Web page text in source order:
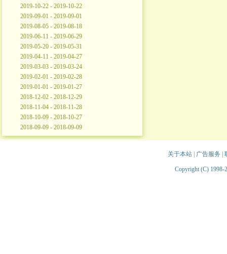
2019-10-22 - 2019-10-22
2019-09-01 - 2019-09-01
2019-08-05 - 2019-08-18
2019-06-11 - 2019-06-29
2019-05-20 - 2019-05-31
2019-04-11 - 2019-04-27
2019-03-03 - 2019-03-24
2019-02-01 - 2019-02-28
2019-01-01 - 2019-01-27
2018-12-02 - 2018-12-29
2018-11-04 - 2018-11-28
2018-10-09 - 2018-10-27
2018-09-09 - 2018-09-09
关于本站| 广告服务
Copyright (C) 1998-